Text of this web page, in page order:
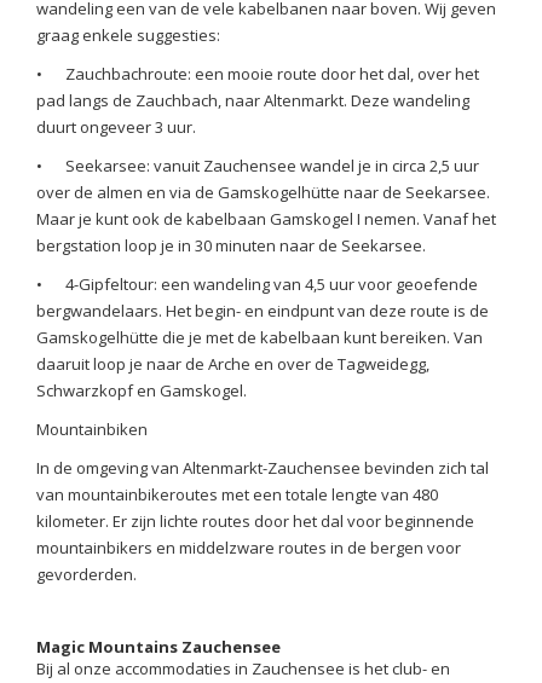
wandeling een van de vele kabelbanen naar boven. Wij geven
graag enkele suggesties:
•
Zauchbachroute: een mooie route door het dal, over het
pad langs de Zauchbach, naar Altenmarkt. Deze wandeling
duurt ongeveer 3 uur.
•
Seekarsee: vanuit Zauchensee wandel je in circa 2,5 uur
over de almen en via de Gamskogelhütte naar de Seekarsee.
Maar je kunt ook de kabelbaan Gamskogel I nemen. Vanaf het
bergstation loop je in 30 minuten naar de Seekarsee.
•
4-Gipfeltour: een wandeling van 4,5 uur voor geoefende
bergwandelaars. Het begin- en eindpunt van deze route is de
Gamskogelhütte die je met de kabelbaan kunt bereiken. Van
daaruit loop je naar de Arche en over de Tagweidegg,
Schwarzkopf en Gamskogel.
Mountainbiken
In de omgeving van Altenmarkt-Zauchensee bevinden zich tal
van mountainbikeroutes met een totale lengte van 480
kilometer. Er zijn lichte routes door het dal voor beginnende
mountainbikers en middelzware routes in de bergen voor
gevorderden.
Magic Mountains Zauchensee
Bij al onze accommodaties in Zauchensee is het club- en